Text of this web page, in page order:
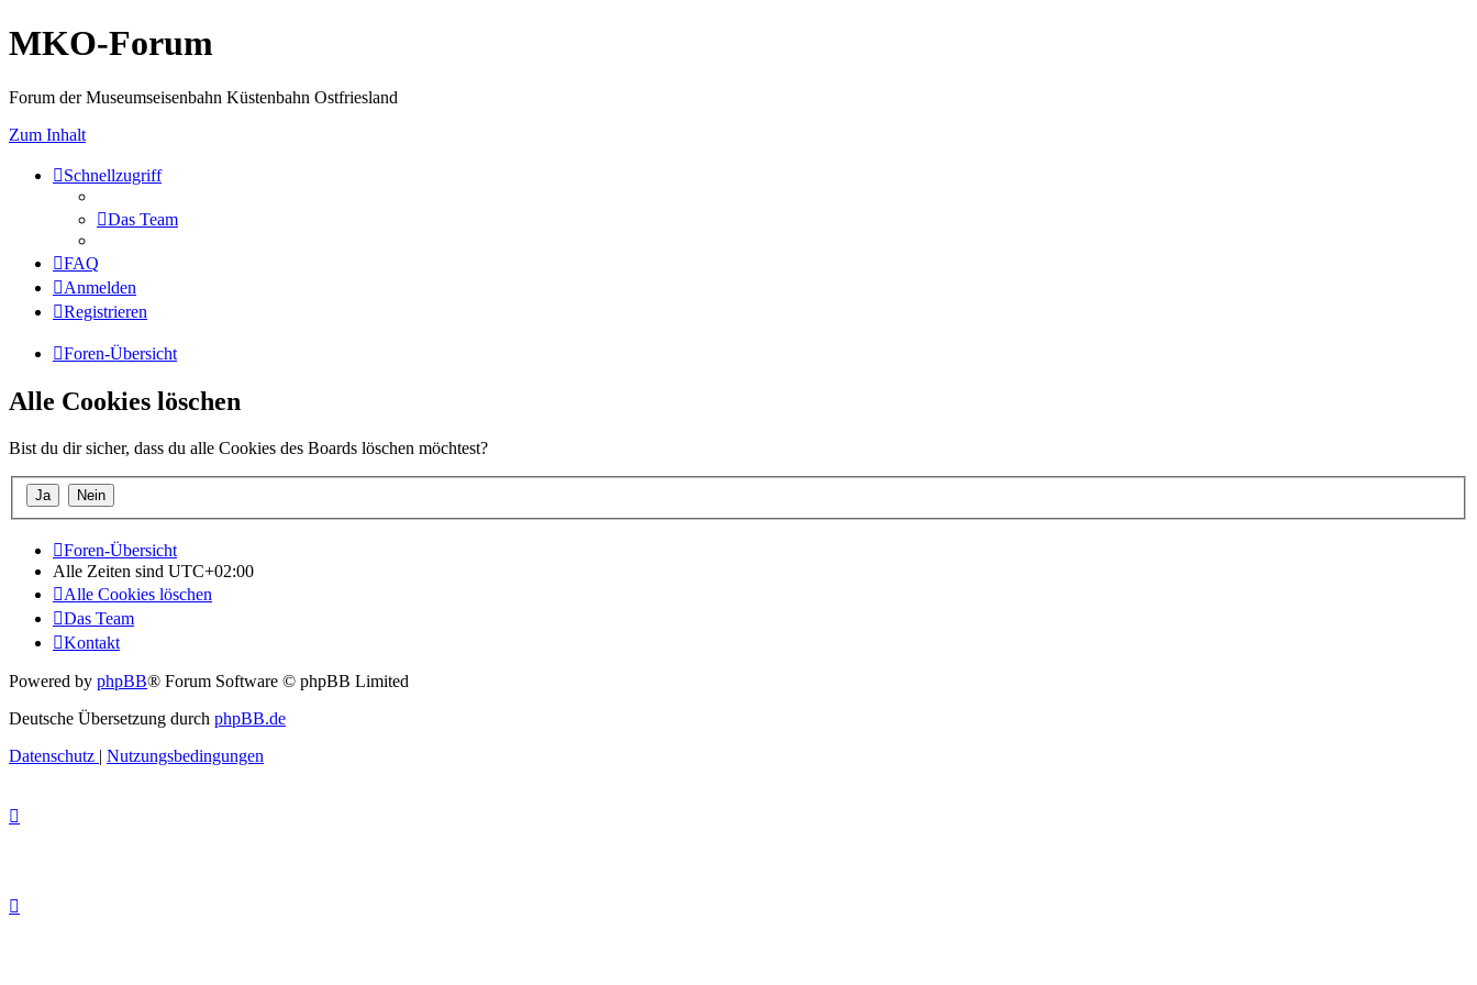
MKO-Forum
Forum der Museumseisenbahn Küstenbahn Ostfriesland
Zum Inhalt
Schnellzugriff
Das Team
FAQ
Anmelden
Registrieren
Foren-Übersicht
Alle Cookies löschen
Bist du dir sicher, dass du alle Cookies des Boards löschen möchtest?
Foren-Übersicht
Alle Zeiten sind UTC+02:00
Alle Cookies löschen
Das Team
Kontakt
Powered by phpBB® Forum Software © phpBB Limited
Deutsche Übersetzung durch phpBB.de
Datenschutz | Nutzungsbedingungen